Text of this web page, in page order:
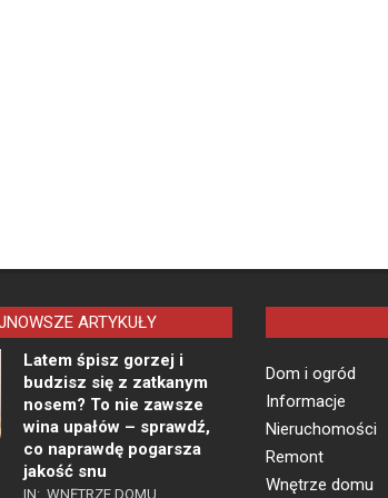
ARTYKUŁY
Latem śpisz gorzej i
budzisz się z zatkanym
nosem? To nie zawsze
wina upałów – sprawdź,
co naprawdę pogarsza
jakość snu
IN: WNĘTRZE DOMU
Dom i ogród
Informacje
Nieruchomości
Remont
Wnętrze domu